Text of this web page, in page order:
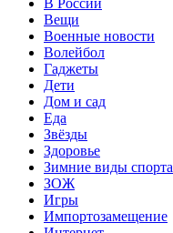
Вещи
Военные новости
Волейбол
Гаджеты
Дети
Дом и сад
Еда
Звёзды
Здоровье
Зимние виды спорта
ЗОЖ
Игры
Импортозамещение